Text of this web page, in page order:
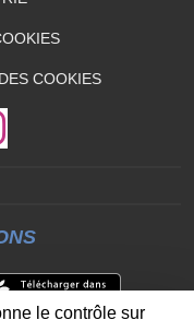
COOKIES
le contrôle sur